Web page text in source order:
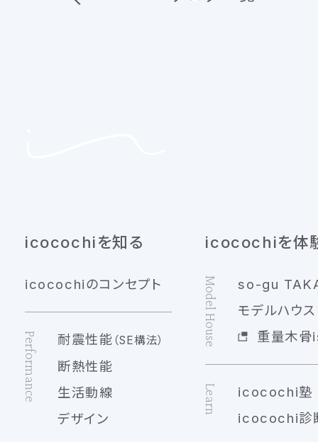
icocochiを知る
icocochiのコンセプト
Performance 耐震性能 （SE構法）
断熱性能
生活動線
デザイン
icocochiを体
Model House
so-gu
モデルハウ
重量木
Learn
icocochi塾
icocochi診